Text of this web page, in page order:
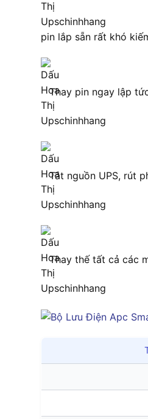
pin lắp sẵn rất khó
Thay pin ngay lập
Tắt nguồn UPS, rút
Thay thế tất cả các